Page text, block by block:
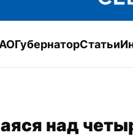
ГубернаторСтатьи
над